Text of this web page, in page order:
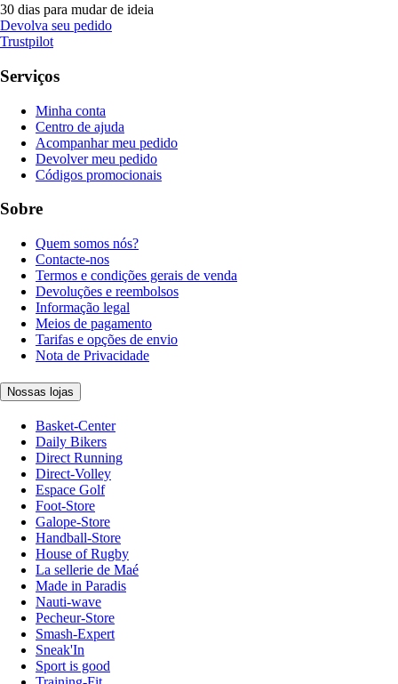
30 dias para mudar de ideia
Devolva seu pedido
Trustpilot
Serviços
Minha conta
Centro de ajuda
Acompanhar meu pedido
Devolver meu pedido
Códigos promocionais
Sobre
Quem somos nós?
Contacte-nos
Termos e condições gerais de venda
Devoluções e reembolsos
Informação legal
Meios de pagamento
Tarifas e opções de envio
Nota de Privacidade
Nossas lojas
Basket-Center
Daily Bikers
Direct Running
Direct-Volley
Espace Golf
Foot-Store
Galope-Store
Handball-Store
House of Rugby
La sellerie de Maé
Made in Paradis
Nauti-wave
Pecheur-Store
Smash-Expert
Sneak'In
Sport is good